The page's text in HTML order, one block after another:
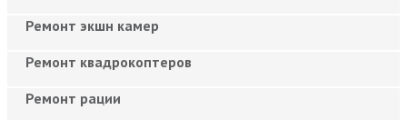
Ремонт экшн камер
Ремонт квадрокоптеров
Ремонт рации